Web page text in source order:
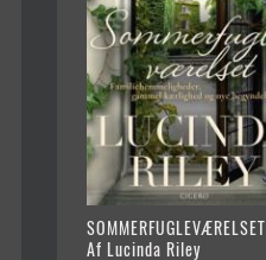
SOMMERFUGLEVÆRELSET
Af Lucinda Riley